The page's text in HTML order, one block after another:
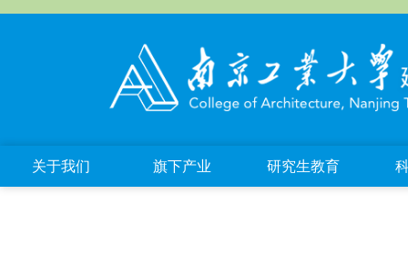
关于我们 旗下产业 研究生教育